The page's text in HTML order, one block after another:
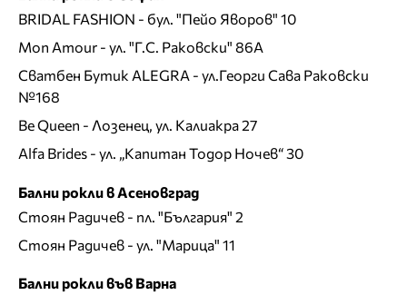
BRIDAL FASHION - бул. "Пейо Яворов" 10
Mon Amour - ул. "Г.С. Раковски" 86А
Сватбен Бутик ALEGRA - ул.Георги Сава Раковски
№168
Be Queen - Лозенец, ул. Калиакра 27
Alfa Brides - ул. „Капитан Тодор Ночев“ 30
Бални рокли в Асеновград
Стоян Радичев - пл. "България" 2
Стоян Радичев - ул. "Марица" 11
Бални рокли във Варна